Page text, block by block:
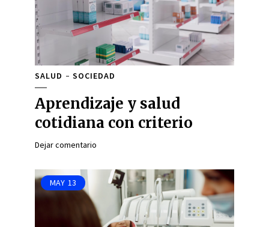
SALUD SOCIEDAD
Aprendizaje y salud
cotidiana con criterio
Dejar comentario
MAY 13